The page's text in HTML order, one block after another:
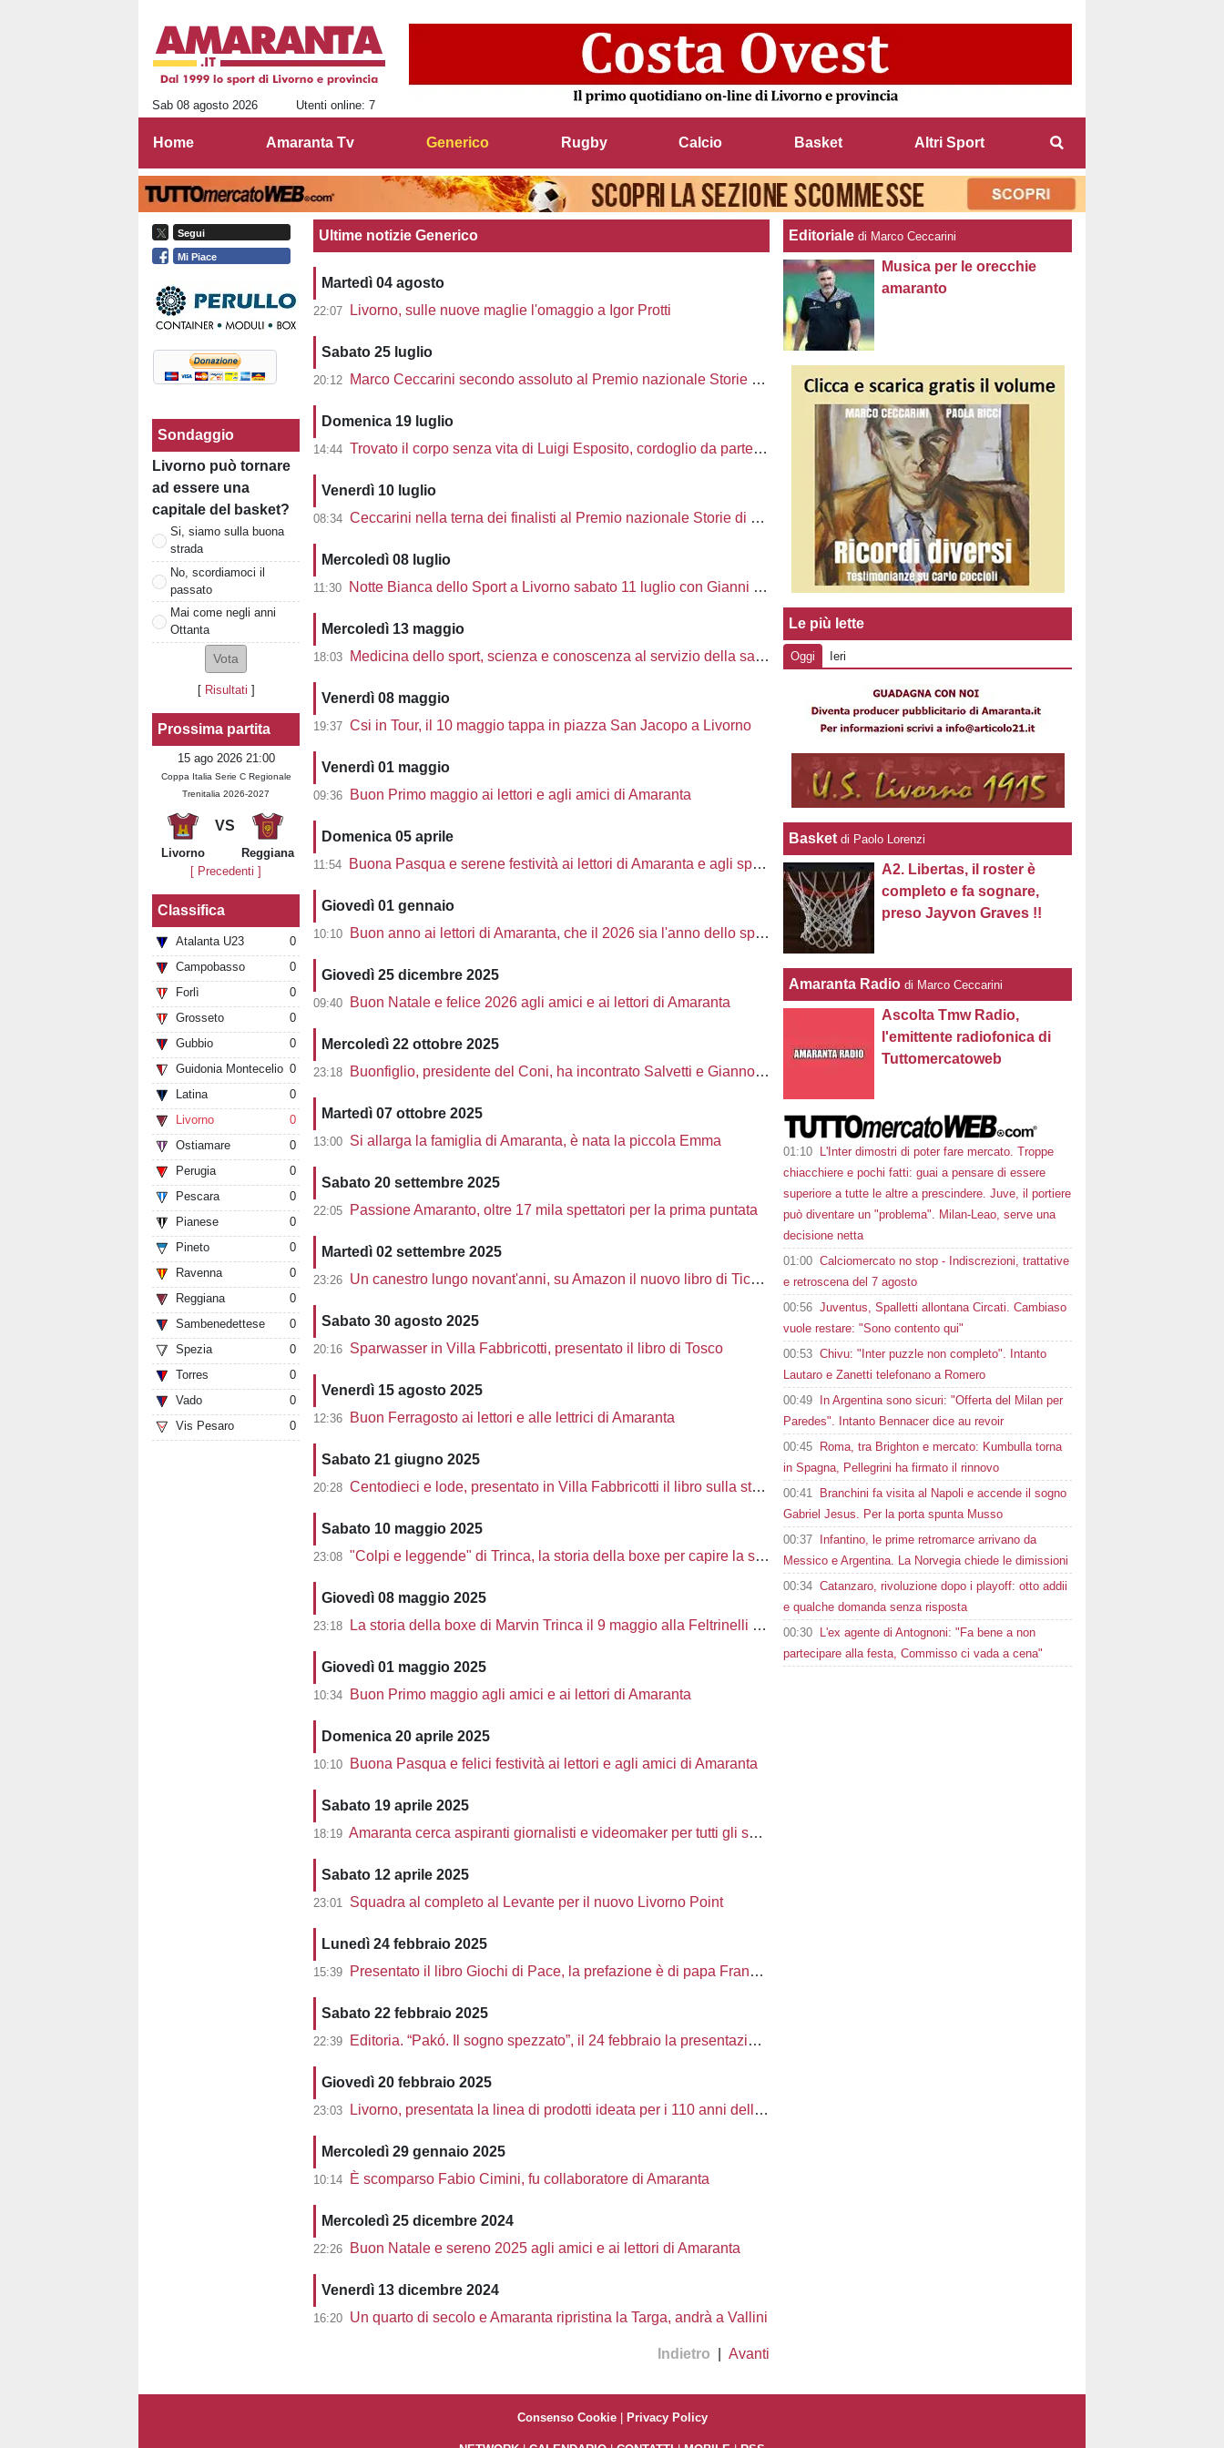
Sab 08 agosto 2026 Utenti online: 7
Home Amaranta Tv Generico Rugby Calcio Basket Altri Sport
Segui
Mi Piace
Sondaggio
Livorno può tornare
ad essere una
capitale del basket?
Si, siamo sulla buona
strada
No, scordiamoci il
passato
Mai come negli anni
Ottanta
[ Risultati ]
Prossima partita
15 ago 2026 21:00
Coppa Italia Serie C Regionale
Trenitalia 2026-2027
VS
Livorno
Reggiana
[ Precedenti ]
Classifica
Atalanta U23
0
Campobasso
0
Forlì
0
Grosseto
0
Gubbio
0
Guidonia Montecelio 0
Latina
0
Livorno
0
Ostiamare
0
Perugia
0
Pescara
0
Pianese
0
Pineto
0
Ravenna
0
Reggiana
0
Sambenedettese
0
Spezia
0
Torres
0
Vado
0
Vis Pesaro
0
Ultime notizie Generico
Martedì 04 agosto
22:07 Livorno, sulle nuove maglie l'omaggio a Igor Protti
Sabato 25 luglio
20:12 Marco Ceccarini secondo assoluto al Premio nazionale Storie di Sport
Domenica 19 luglio
14:44 Trovato il corpo senza vita di Luigi Esposito, cordoglio da parte di Amaranta
Venerdì 10 luglio
08:34 Ceccarini nella terna dei finalisti al Premio nazionale Storie di Sport
Mercoledì 08 luglio
11:30 Notte Bianca dello Sport a Livorno sabato 11 luglio con Gianni Rivera
Mercoledì 13 maggio
18:03 Medicina dello sport, scienza e conoscenza al servizio della salute
Venerdì 08 maggio
19:37 Csi in Tour, il 10 maggio tappa in piazza San Jacopo a Livorno
Venerdì 01 maggio
09:36 Buon Primo maggio ai lettori e agli amici di Amaranta
Domenica 05 aprile
11:54 Buona Pasqua e serene festività ai lettori di Amaranta e agli sportivi
Giovedì 01 gennaio
10:10 Buon anno ai lettori di Amaranta, che il 2026 sia l'anno dello sport livornese
Giovedì 25 dicembre 2025
09:40 Buon Natale e felice 2026 agli amici e ai lettori di Amaranta
Mercoledì 22 ottobre 2025
23:18 Buonfiglio, presidente del Coni, ha incontrato Salvetti e Giannone
Martedì 07 ottobre 2025
13:00 Si allarga la famiglia di Amaranta, è nata la piccola Emma
Sabato 20 settembre 2025
22:05 Passione Amaranto, oltre 17 mila spettatori per la prima puntata
Martedì 02 settembre 2025
23:26 Un canestro lungo novant'anni, su Amazon il nuovo libro di Ticciati
Sabato 30 agosto 2025
20:16 Sparwasser in Villa Fabbricotti, presentato il libro di Tosco
Venerdì 15 agosto 2025
12:36 Buon Ferragosto ai lettori e alle lettrici di Amaranta
Sabato 21 giugno 2025
20:28 Centodieci e lode, presentato in Villa Fabbricotti il libro sulla storia del Livorno
Sabato 10 maggio 2025
23:08 "Colpi e leggende" di Trinca, la storia della boxe per capire la storia d'Italia
Giovedì 08 maggio 2025
23:18 La storia della boxe di Marvin Trinca il 9 maggio alla Feltrinelli di Livorno
Giovedì 01 maggio 2025
10:34 Buon Primo maggio agli amici e ai lettori di Amaranta
Domenica 20 aprile 2025
10:10 Buona Pasqua e felici festività ai lettori e agli amici di Amaranta
Sabato 19 aprile 2025
18:19 Amaranta cerca aspiranti giornalisti e videomaker per tutti gli sport
Sabato 12 aprile 2025
23:01 Squadra al completo al Levante per il nuovo Livorno Point
Lunedì 24 febbraio 2025
15:39 Presentato il libro Giochi di Pace, la prefazione è di papa Francesco
Sabato 22 febbraio 2025
22:39 Editoria. “Pakó. Il sogno spezzato”, il 24 febbraio la presentazione al club Stua
Giovedì 20 febbraio 2025
23:03 Livorno, presentata la linea di prodotti ideata per i 110 anni dell'Unione Sportiva
Mercoledì 29 gennaio 2025
10:14 È scomparso Fabio Cimini, fu collaboratore di Amaranta
Mercoledì 25 dicembre 2024
22:26 Buon Natale e sereno 2025 agli amici e ai lettori di Amaranta
Venerdì 13 dicembre 2024
16:20 Un quarto di secolo e Amaranta ripristina la Targa, andrà a Vallini
Indietro |Avanti
Editoriale di Marco Ceccarini
Musica per le orecchie
amaranto
Le più lette
Oggi Ieri
Basket di Paolo Lorenzi
A2. Libertas, il roster è
completo e fa sognare,
preso Jayvon Graves !!
Amaranta Radio di Marco Ceccarini
Ascolta Tmw Radio,
l'emittente radiofonica di
Tuttomercatoweb
01:10
L'Inter dimostri di poter fare mercato. Troppe
chiacchiere e pochi fatti: guai a pensare di essere
superiore a tutte le altre a prescindere. Juve, il portiere
può diventare un "problema". Milan-Leao, serve una
decisione netta
01:00 Calciomercato no stop - Indiscrezioni, trattative
e retroscena del 7 agosto
00:56 Juventus, Spalletti allontana Circati. Cambiaso
vuole restare: "Sono contento qui"
00:53 Chivu: "Inter puzzle non completo". Intanto
Lautaro e Zanetti telefonano a Romero
00:49
In Argentina sono sicuri: "Offerta del Milan per
Paredes". Intanto Bennacer dice au revoir
00:45
Roma, tra Brighton e mercato: Kumbulla torna
in Spagna, Pellegrini ha firmato il rinnovo
00:41
Branchini fa visita al Napoli e accende il sogno
Gabriel Jesus. Per la porta spunta Musso
00:37
Infantino, le prime retromarce arrivano da
Messico e Argentina. La Norvegia chiede le dimissioni
00:34 Catanzaro, rivoluzione dopo i playoff: otto addii
e qualche domanda senza risposta
00:30
L'ex agente di Antognoni: "Fa bene a non
partecipare alla festa, Commisso ci vada a cena"
Consenso Cookie| Privacy Policy